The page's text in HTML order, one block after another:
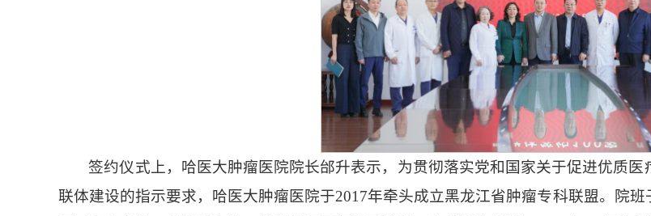
签约仪式上，哈医大肿瘤医院院长邰升表示，为贯彻落实党和国家关于促进优质
联体建设的指示要求，哈医大肿瘤医院于2017年牵头成立黑龙江省肿瘤专科联盟。院